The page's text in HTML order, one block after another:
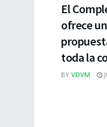
El
ofrece
toda la
BY VDVM